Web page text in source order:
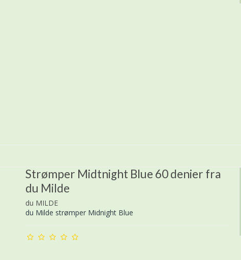
Strømper Midtnight Blue 60 denier fra
du Milde
du MILDE
du Milde strømper Midnight Blue